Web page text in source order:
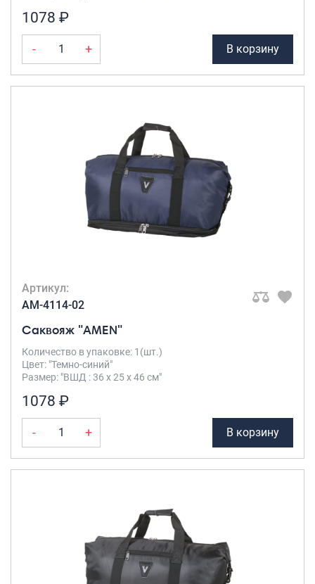
1078 ₽
- + В корзину
Артикул:
AM-4114-02
Саквояж "AMEN"
Количество в упаковке: 1(шт.)
Цвет: "Темно-синий"
Размер: "ВШД : 36 х 25 х 46 см"
1078 ₽
- + В корзину